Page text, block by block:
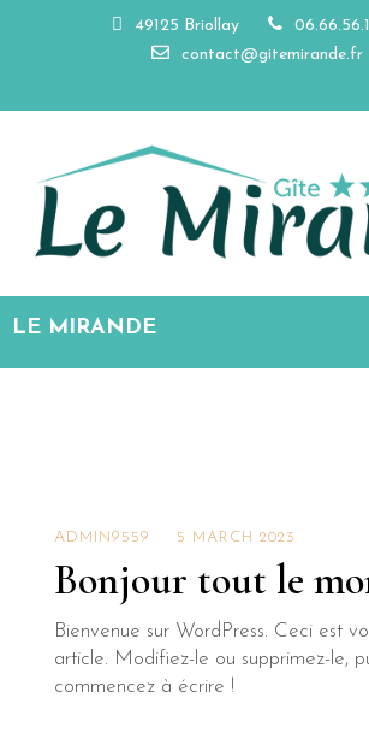
49125 Briollay
contact@gitemirande.fr
ADMIN9559 5 MARCH 2023
Bonjour tout le
Bienvenue sur WordPress. Ceci est
article. Modifiez-le ou supprimez-le,
commencez à écrire !